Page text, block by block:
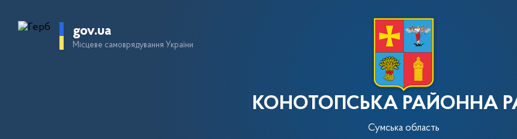
gov.ua
Місцеве самоврядування України
КОНОТОПСЬКА РАЙОННА
Сумська область